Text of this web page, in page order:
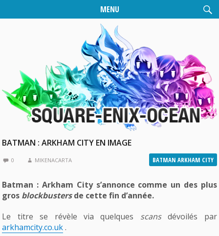
MENU
BATMAN : ARKHAM CITY EN IMAGE
BATMAN ARKHAM CITY
0 MIKENACARTA
Batman : Arkham City s’annonce comme un des plus
gros blockbustersde cette fin d’année.
Le titre se révèle via quelques scansdévoilés par
arkhamcity.co.uk.